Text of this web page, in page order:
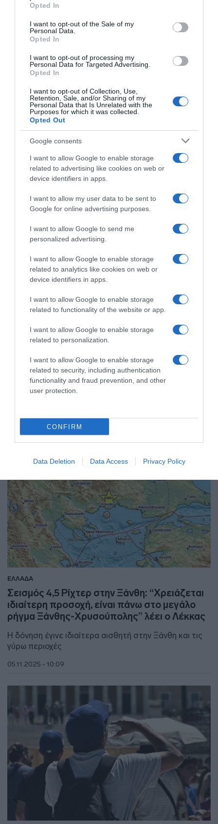
use your data for below specified purposes in below Google
consent section.
Opted In
I want to opt-out of the Sale of my
Personal Data.
Opted In
I want to opt-out of processing my
Personal Data for Targeted Advertising.
Opted In
I want to opt-out of Collection, Use,
Retention, Sale, and/or Sharing of my
Personal Data that Is Unrelated with the
Purposes for which it was collected.
Opted Out
Google consents
I want to allow Google to enable storage
related to advertising like cookies on web or
device identifiers in apps.
I want to allow my user data to be sent to
Google for online advertising purposes.
I want to allow Google to send me
personalized advertising.
I want to allow Google to enable storage
related to analytics like cookies on web or
device identifiers in apps.
I want to allow Google to enable storage
related to functionality of the website or app.
I want to allow Google to enable storage
related to personalization.
I want to allow Google to enable storage
related to security, including authentication
functionality and fraud prevention, and other
user protection.
CONFIRM
Data Deletion Data Access Privacy Policy
ΕΛΛΑΔΑ
Γιατί η Αττική κινδυνεύει από λειψυδρία παρά
τις έντονες βροχοπτώσεις – Πώς εξηγεί ο
Λέκκας το παράδοξο
03.12.2025 - 13:34
λόγος ανησυχίας»
Τι ανέφερε ο πρόεδρος του ΟΑΣΠ και καθηγητής
Γεωλογίας
ΕΛΛΑΔΑ
Σεισμός 4,5 Ρίχτερ στην Ξάνθη: “Χρειάζεται
ιδιαίτερη προσοχή, είναι πάνω στο μεγάλο
ρήγμα Ξάνθης-Χρυσούπολης” λέει ο Λέκκας
Η δόνηση έγινε ιδιαίτερα αισθητή στην Ξάνθη και τις
γύρω περιοχές
05.11.2025 - 10:09